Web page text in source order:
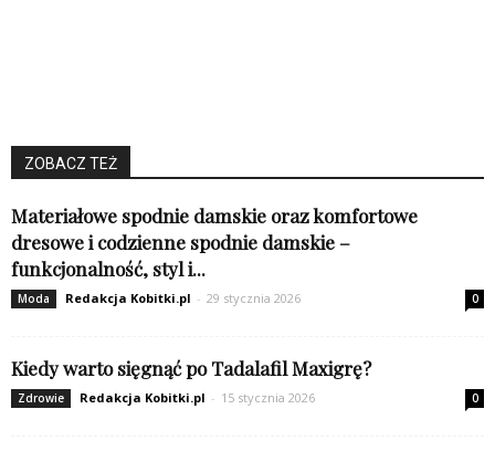
ZOBACZ TEŻ
Materiałowe spodnie damskie oraz komfortowe
dresowe i codzienne spodnie damskie –
funkcjonalność, styl i...
Moda Redakcja Kobitki.pl - 29 stycznia 2026 0
Kiedy warto sięgnąć po Tadalafil Maxigrę?
Zdrowie Redakcja Kobitki.pl - 15 stycznia 2026 0